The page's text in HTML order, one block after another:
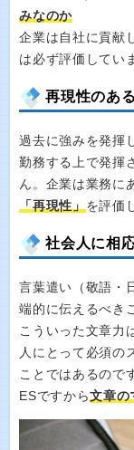
みなのか
企業は自社に貢献
は必ず評価してい
再現性のあ
過去に強みを発揮
勤務する上で発揮
ん。企業は業務に
「再現性」を評価
社会人に相
言葉遣い（敬語・
端的に伝えるべき
こういった文章力
人にとって必須の
ことではあるので
ESですから文章の